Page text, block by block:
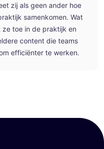
zij als geen ander hoe
samenkomen. Wat
ze toe in de praktijk en
content die teams
efficiënter te werken.